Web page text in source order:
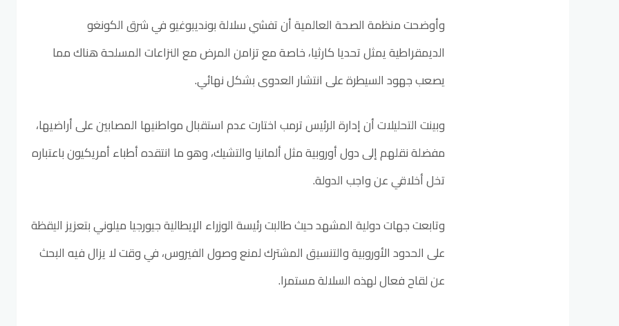
وأوضحت منظمة الصحة العالمية أن تفشي سلالة بونديبوغيو في شرق الكونغو
الديمقراطية يمثل تحديا كارثيا، خاصة مع تزامن المرض مع النزاعات المسلحة هناك مما
يصعب جهود السيطرة على انتشار العدوى بشكل نهائي.
وبينت التحليلات أن إدارة الرئيس ترمب اختارت عدم استقبال مواطنيها المصابين على أراضيها،
مفضلة نقلهم إلى دول أوروبية مثل ألمانيا والتشيك، وهو ما انتقده أطباء أمريكيون باعتباره
تخل أخلاقي عن واجب الدولة.
وتابعت جهات دولية المشهد حيث طالبت رئيسة الوزراء الإيطالية جيورجيا ميلوني بتعزيز اليقظة
على الحدود الأوروبية والتنسيق المشترك لمنع وصول الفيروس، في وقت لا يزال فيه البحث
عن لقاح فعال لهذه السلالة مستمرا.